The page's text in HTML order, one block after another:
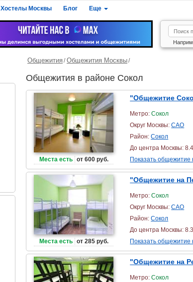
Хостелы Москвы Блог Еще
Общежития Общежития Москвы
Общежития в районе Сокол
"Общежитие
Места есть от 600 руб.
Метро:Сокол
Округ Москвы:САО
Район:Сокол
До центра Москвы:
Показать общежитие
"Общежитие на
Места есть от 285 руб.
Метро:Сокол
Округ Москвы:САО
Район:Сокол
До центра Москвы:
Показать общежитие
"Общежитие на
Метро:Сокол